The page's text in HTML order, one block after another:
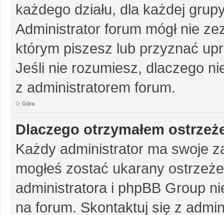
każdego działu, dla każdej
Administrator forum mógł nie
którym piszesz lub przyznać
Jeśli nie rozumiesz, dlaczego
z administratorem forum.
Góra
Dlaczego otrzymałem
Każdy administrator ma swoje
mogłeś zostać ukarany
administratora i phpBB Group
na forum. Skontaktuj się z